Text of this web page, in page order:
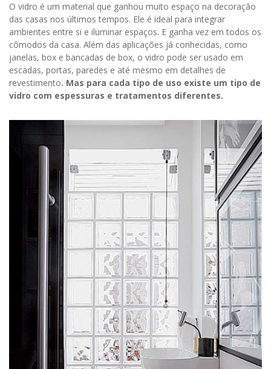
O vidro é um material que ganhou muito espaço na decoração
das casas nos últimos tempos. Ele é ideal para integrar
ambientes entre si e iluminar espaços. E ganha vez em todos os
cômodos da casa. Além das aplicações já conhecidas, como
janelas, box e bancadas de box, o vidro pode ser usado em
escadas, portas, paredes e até mesmo em detalhes de
revestimento. Mas para cada tipo de uso existe um tipo de
vidro com espessuras e tratamentos diferentes.